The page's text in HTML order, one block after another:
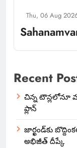
Thu, 06 Aug
Recent
చిన్న టౌన్లలోనూ
ప్లాన్
జార్ఖండ్‌కు
అభిజీత్ దీప్కే